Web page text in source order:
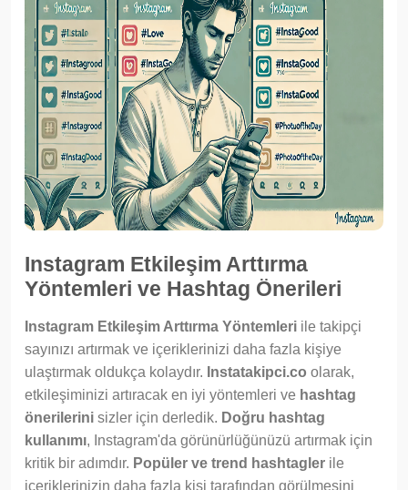
Instagram Etkileşim Arttırma
Yöntemleri ve Hashtag Önerileri
Instagram Etkileşim Arttırma Yöntemleri ile takipçi
sayınızı artırmak ve içeriklerinizi daha fazla kişiye
ulaştırmak oldukça kolaydır. Instatakipci.co olarak,
etkileşiminizi artıracak en iyi yöntemleri ve hashtag
önerilerini sizler için derledik. Doğru hashtag
kullanımı, Instagram'da görünürlüğünüzü artırmak için
kritik bir adımdır. Popüler ve trend hashtagler ile
içeriklerinizin daha fazla kişi tarafından görülmesini